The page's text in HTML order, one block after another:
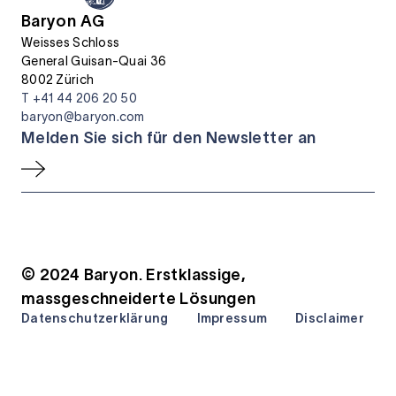
Baryon AG
Weisses Schloss
General Guisan-Quai 36
8002 Zürich
T +41 44 206 20 50
baryon@baryon.com
Melden Sie sich für den Newsletter an
© 2024 Baryon. Erstklassige,
massgeschneiderte Lösungen
Datenschutzerklärung Impressum Disclaimer